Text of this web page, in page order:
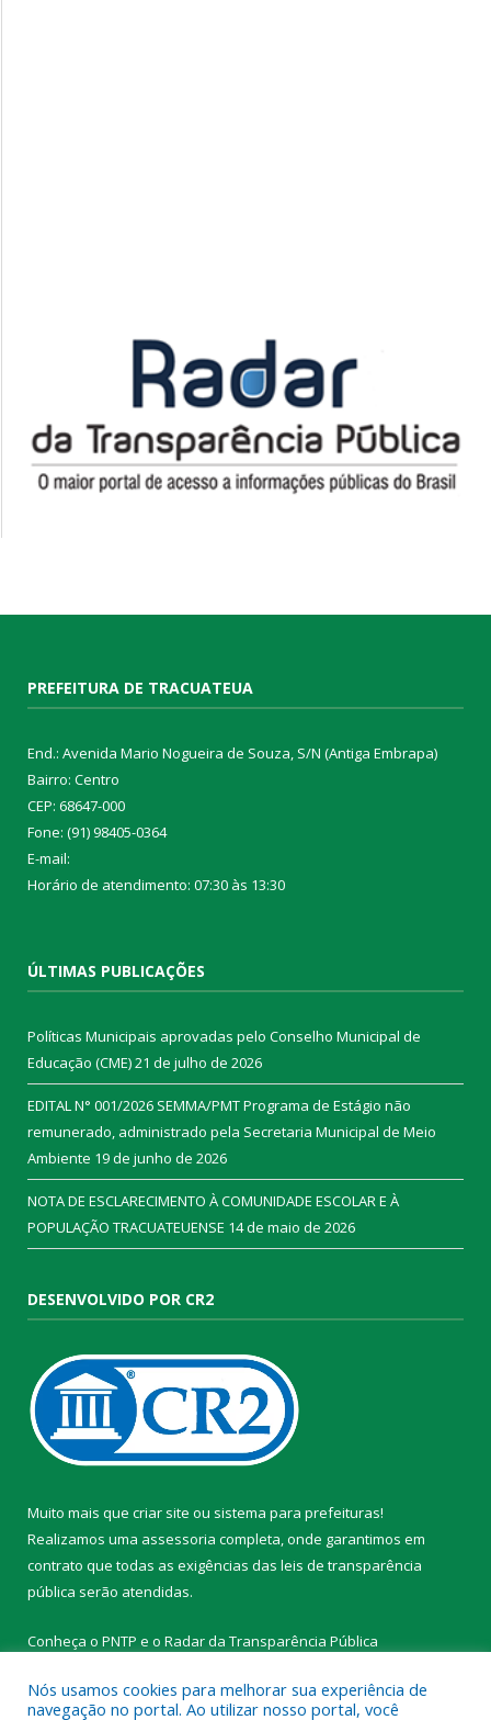
PREFEITURA DE TRACUATEUA
End.: Avenida Mario Nogueira de Souza, S/N (Antiga Embrapa)
Bairro: Centro
CEP: 68647-000
Fone: (91) 98405-0364
E-mail:
Horário de atendimento: 07:30 às 13:30
ÚLTIMAS PUBLICAÇÕES
Políticas Municipais aprovadas pelo Conselho Municipal de
Educação (CME)21 de julho de 2026
EDITAL N° 001/2026 SEMMA/PMT Programa de Estágio não
remunerado, administrado pela Secretaria Municipal de Meio
Ambiente 19 de junho de 2026
NOTA DE ESCLARECIMENTO À COMUNIDADE ESCOLAR E À
POPULAÇÃO TRACUATEUENSE 14 de maio de 2026
DESENVOLVIDO POR CR2
Muito mais que criar site ou sistema para prefeituras!
Realizamos uma assessoria completa, onde garantimos em
contrato que todas as exigências das leis de transparência
pública serão atendidas.
Conheça o PNTP e o Radar da Transparência Pública
Nós usamos cookies para melhorar sua experiência de
navegação no portal. Ao utilizar nosso portal, você